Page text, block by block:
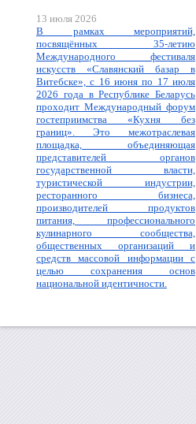
13 июля 2026
В рамках мероприятий,
посвящённых 35-летию
Международного фестиваля
искусств «Славянский базар в
Витебске», с 16 июня по 17 июля
2026 года в Республике Беларусь
проходит Международный форум
гостеприимства «Кухня без
границ». Это межотраслевая
площадка, объединяющая
представителей органов
государственной власти,
туристической индустрии,
ресторанного бизнеса,
производителей продуктов
питания, профессионального
кулинарного сообщества,
общественных организаций и
средств массовой информации с
целью сохранения основ
национальной идентичности.